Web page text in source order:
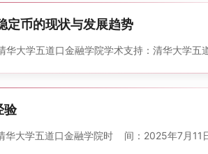
定币的现状与发展趋势
华大学五道口金融学院 学术支持：清华大
验
华大学五道口金融学院 时 间：2025年7月